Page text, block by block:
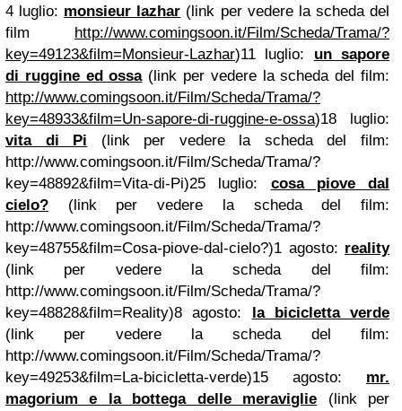
4 luglio: monsieur lazhar (link per vedere la scheda del
film
http://www.comingsoon.it/Film/Scheda/Trama/?
key=49123&film=Monsieur-Lazhar)11 luglio: un sapore
di ruggine ed ossa(link per vedere la scheda del film:
http://www.comingsoon.it/Film/Scheda/Trama/?
key=48933&film=Un-sapore-di-ruggine-e-ossa)18 luglio:
vita di Pi (link per vedere la scheda del film:
http://www.comingsoon.it/Film/Scheda/Trama/?
key=48892&film=Vita-di-Pi)25 luglio: cosa piove dal
cielo? (link per vedere la scheda del film:
http://www.comingsoon.it/Film/Scheda/Trama/?
key=48755&film=Cosa-piove-dal-cielo?)1 agosto: reality
(link per vedere la scheda del film:
http://www.comingsoon.it/Film/Scheda/Trama/?
key=48828&film=Reality)8 agosto:
la bicicletta verde
(link per vedere la scheda del film:
http://www.comingsoon.it/Film/Scheda/Trama/?
key=49253&film=La-bicicletta-verde)15 agosto: mr.
magorium e la bottega delle meraviglie (link per